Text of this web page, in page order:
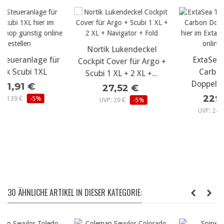
Nortik Lukendeckel
Cockpit Cover für Argo +
Scubi 1 XL + 2 XL +...
ExtaSea Tour Vario
Carbon-Carbon
Doppelpaddel 4-tlg
229,70 €
30 ÄHNLICHE ARTIKEL IN DIESER KATEGORIE: